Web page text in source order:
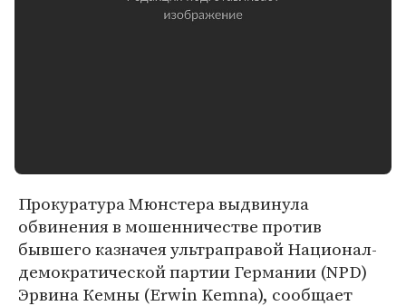
Прокуратура Мюнстера выдвинула
обвинения в мошенничестве против
бывшего казначея ультраправой Национал-
демократической партии Германии (NPD)
Эрвина Кемны (Erwin Kemna), сообщает